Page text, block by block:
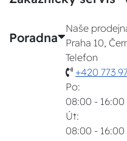
Poradna
Naše
Praha 10,
Telefon
+420 773
Po:
08:00 - 16:00
Út:
08:00 - 16:00